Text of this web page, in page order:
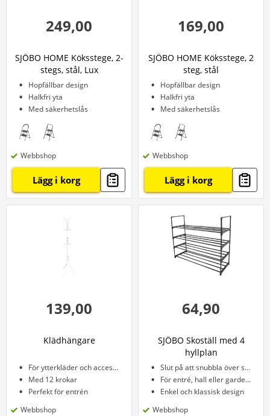
249,00
SJÖBO HOME Köksstege, 2-
stegs, stål, Lux
Hopfällbar design
Halkfri yta
Med säkerhetslås
Webbshop
Lägg i korg
169,00
SJÖBO HOME Köksstege, 2
steg, stål
Hopfällbar design
Halkfri yta
Med säkerhetslås
Webbshop
Lägg i korg
139,00
Klädhängare
För ytterkläder och accessoarer
Med 12 krokar
Perfekt för entrén
Webbshop
64,90
SJÖBO Skoställ med 4
hyllplan
Slut på att snubbla över skor
För entré, hall eller garderob
Enkel och klassisk design
Webbshop